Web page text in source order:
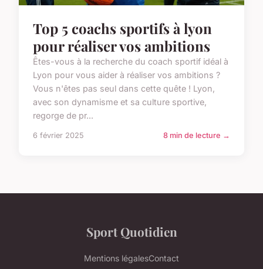
Top 5 coachs sportifs à lyon
pour réaliser vos ambitions
Êtes-vous à la recherche du coach sportif idéal à
Lyon pour vous aider à réaliser vos ambitions ?
Vous n'êtes pas seul dans cette quête ! Lyon,
avec son dynamisme et sa culture sportive,
regorge de pr...
6 février 2025 8 min de lecture →
Sport Quotidien
Mentions légalesContact